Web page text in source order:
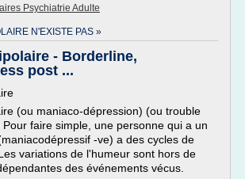
Psychiatrie Adulte
N'EXISTE PAS »
- Borderline,
post ...
(ou maniaco-dépression) (ou trouble
faire simple, une personne qui a un
-ve) a des cycles de
variations de l'humeur sont hors de
des événements vécus.